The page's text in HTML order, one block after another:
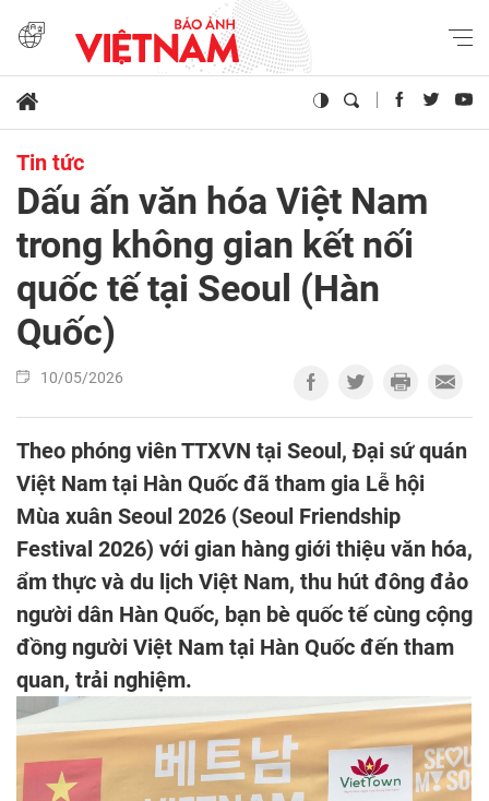
Tin tức
Dấu ấn văn hóa Việt Nam
trong không gian kết nối
quốc tế tại Seoul (Hàn
Quốc)
10/05/2026
Theo phóng viên TTXVN tại Seoul, Đại sứ quán
Việt Nam tại Hàn Quốc đã tham gia Lễ hội
Mùa xuân Seoul 2026 (Seoul Friendship
Festival 2026) với gian hàng giới thiệu văn hóa,
ẩm thực và du lịch Việt Nam, thu hút đông đảo
người dân Hàn Quốc, bạn bè quốc tế cùng cộng
đồng người Việt Nam tại Hàn Quốc đến tham
quan, trải nghiệm.